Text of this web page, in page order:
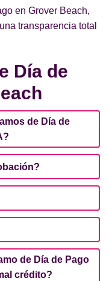
en Grover Beach,
transparencia total
Día de
de Día de
de Día de Pago
crédito?